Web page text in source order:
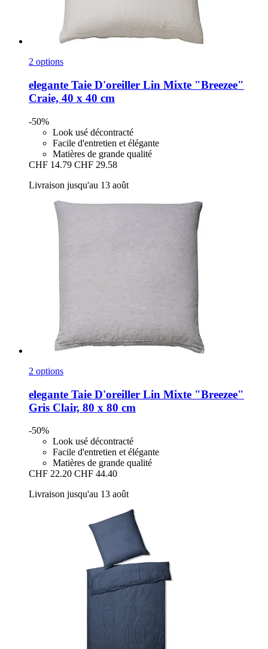
2 options
elegante Taie D'oreiller Lin Mixte "Breezee"
Craie, 40 x 40 cm
-50%
Look usé décontracté
Facile d'entretien et élégante
Matières de grande qualité
CHF 14.79 CHF 29.58
Livraison jusqu'au 13 août
2 options
elegante Taie D'oreiller Lin Mixte "Breezee"
Gris Clair, 80 x 80 cm
-50%
Look usé décontracté
Facile d'entretien et élégante
Matières de grande qualité
CHF 22.20 CHF 44.40
Livraison jusqu'au 13 août